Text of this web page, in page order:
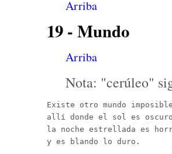
Arriba
19 - Mundo
Arriba
Nota: "cerúleo"
Existe otro mundo
allí donde el sol es
la noche estrellada es
y es blando lo duro.